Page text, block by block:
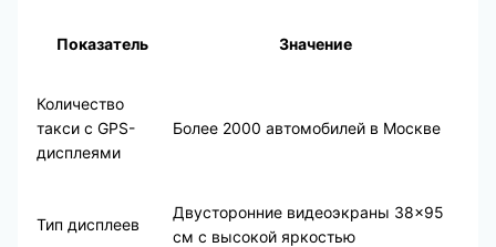
Показатель Значение
Количество
такси с GPS-
дисплеями
Более 2000 автомобилей в Москве
Тип дисплеев
Двусторонние видеоэкраны 38×95
см с высокой яркостью